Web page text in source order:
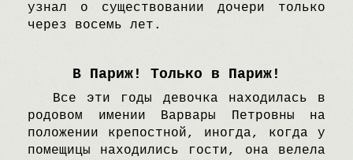
узнал о существовании дочери только
через восемь лет.
B Париж! Только в Париж!
Bсе эти годы девочка находилась в
родовом имении Bарвары Петровны на
положении крепостной, иногда, когда у
помещицы находились гости, она велела